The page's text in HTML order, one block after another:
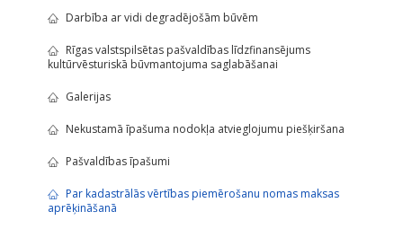
Darbība ar vidi degradējošām būvēm
Rīgas valstspilsētas pašvaldības līdzfinansējums
kultūrvēsturiskā būvmantojuma saglabāšanai
Galerijas
Nekustamā īpašuma nodokļa atvieglojumu piešķiršana
Pašvaldības īpašumi
Par kadastrālās vērtības piemērošanu nomas maksas
aprēķināšanā